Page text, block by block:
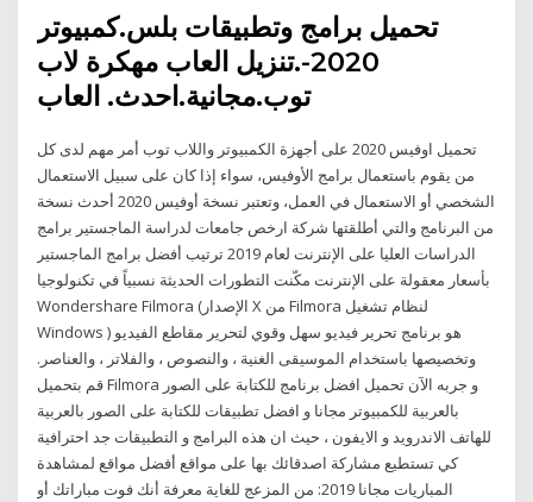
تحميل برامج وتطبيقات بلس.كمبيوتر
2020-.تنزيل العاب مهكرة لاب
توب.مجانية.احدث. العاب
تحميل اوفيس 2020 على أجهزة الكمبيوتر واللاب توب أمر مهم لدى كل
من يقوم باستعمال برامج الأوفيس، سواء إذا كان على سبيل الاستعمال
الشخصي أو الاستعمال في العمل، وتعتبر نسخة أوفيس 2020 أحدث نسخة
من البرنامج والتي أطلقتها شركة ارخص جامعات لدراسة الماجستير برامج
الدراسات العليا على الإنترنت لعام 2019 ترتيب أفضل برامج الماجستير
بأسعار معقولة على الإنترنت مكّنت التطورات الحديثة نسبياً في تكنولوجيا
Wondershare Filmora (الإصدار X من Filmora لنظام تشغيل
Windows ) هو برنامج تحرير فيديو سهل وقوي لتحرير مقاطع الفيديو
وتخصيصها باستخدام الموسيقى الغنية ، والنصوص ، والفلاتر ، والعناصر.
قم بتحميل Filmora و جربه الآن تحميل افضل برنامج للكتابة على الصور
بالعربية للكمبيوتر مجانا و افضل تطبيقات للكتابة على الصور بالعربية
للهاتف الاندرويد و الايفون ، حيث ان هذه البرامج و التطبيقات جد احترافية
كي تستطيع مشاركة اصدقائك بها على مواقع أفضل مواقع لمشاهدة
المباريات مجانا 2019: من المزعج للغاية معرفة أنك فوت مباراتك أو